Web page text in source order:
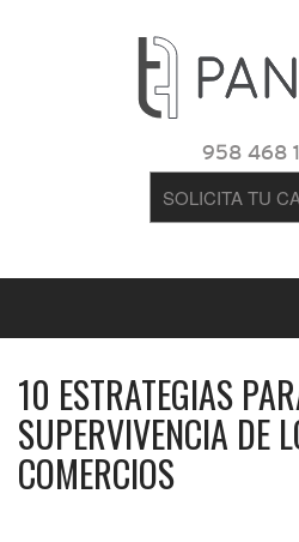
958 468
SOLICITA TU
10 ESTRATEGIAS
SUPERVIVENCIA DE
COMERCIOS